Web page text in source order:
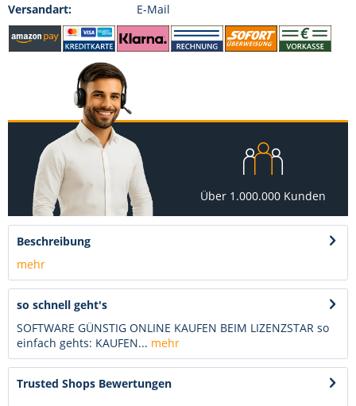
Versandart:
E-Mail
Über 1.000.000 Kunden
Beschreibung
mehr
so schnell geht's
SOFTWARE GÜNSTIG ONLINE KAUFEN BEIM LIZENZSTAR so
einfach gehts: KAUFEN... mehr
Trusted Shops Bewertungen